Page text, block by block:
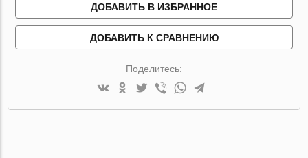
ДОБАВИТЬ В ИЗБРАННОЕ
ДОБАВИТЬ К СРАВНЕНИЮ
Поделитесь: